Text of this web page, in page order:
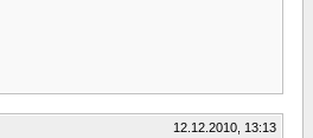
12.12.2010, 13:13